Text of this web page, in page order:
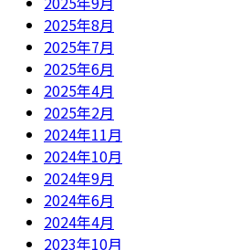
2025年8月
2025年7月
2025年6月
2025年4月
2025年2月
2024年11月
2024年10月
2024年9月
2024年6月
2024年4月
2023年10月